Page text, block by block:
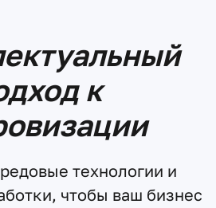
к
технологии и
чтобы ваш бизнес